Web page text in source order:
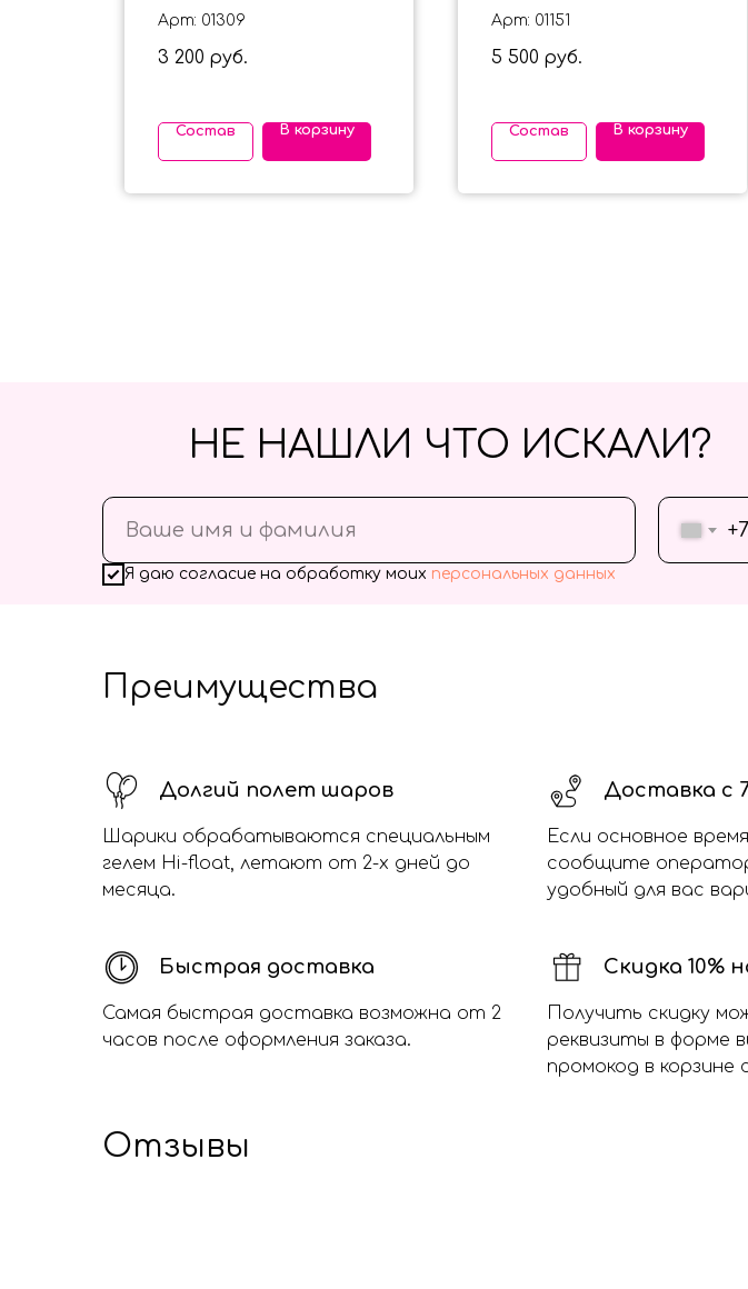
цвете "Выписка
малышки"
Арт: 01309
3 200 руб.
Состав В корзину
"Любимая спасибо за
сына"
Арт: 01151
5 500 руб.
Состав В корзину
+7
Я даю согласие на обработку моих персональных данных
НЕ НАШЛИ ЧТО ИСКАЛИ?
Преимущества
Долгий полет шаров
Шарики обрабатываются специальным
гелем Hi-float, летают от 2-х дней до
месяца.
Доставка с
Если основное
сообщите
удобный для вас
Быстрая доставка
Самая быстрая доставка возможна от 2
часов после оформления заказа.
Скидка 10%
Получить скидку
реквизиты в форме
промокод в корзине
Отзывы